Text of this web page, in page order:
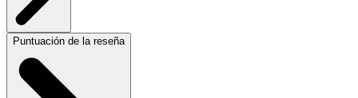
Puntuación de la reseña